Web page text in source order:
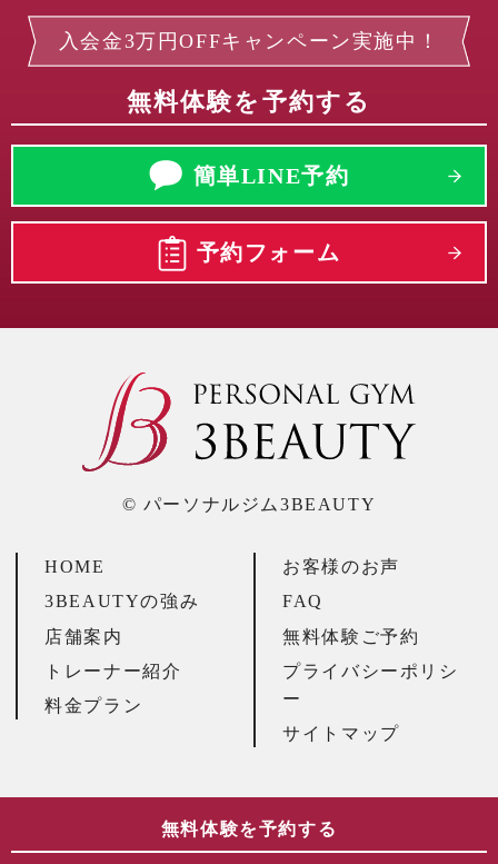
入会金3万円OFFキャンペーン実施中！
無料体験を予約する
簡単LINE予約
予約フォーム
© パーソナルジム3BEAUTY
HOME
3BEAUTYの強み
店舗案内
トレーナー紹介
料金プラン
お客様のお声
FAQ
無料体験ご予約
プライバシーポリシ
ー
サイトマップ
無料体験を予約する